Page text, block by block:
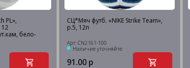
PL»,
12
бело-
СЦ*Мяч футб. «NIKE Strike Team»,
р.5, 12п
Арт: CN2161-100
Наличие уточняйте
91.00 р